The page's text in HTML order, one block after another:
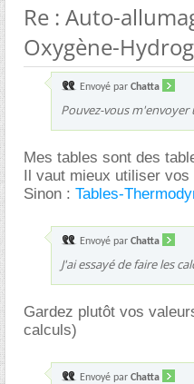
Re : Auto-
Oxygène-
Envoyé par Chatta
Pouvez-vous m'envoyer
Mes tables sont des
Il vaut mieux utiliser vos
Sinon : Tables-
Envoyé par Chatta
J'ai essayé de faire les
Gardez plutôt vos
calculs)
Envoyé par Chatta